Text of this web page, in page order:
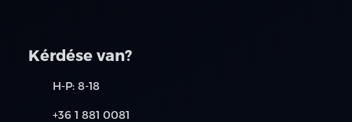
Kérdése van?
H-P: 8-18
+36 1 881 0081